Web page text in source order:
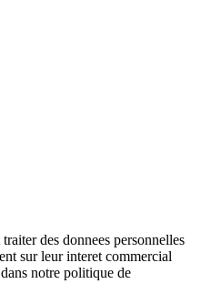
des donnees personnelles
sur leur interet commercial
notre politique de